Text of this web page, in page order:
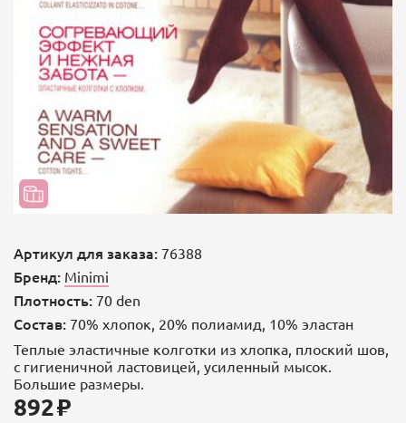
Артикул для заказа: 76388
Бренд: Minimi
Плотность: 70 den
Состав: 70% хлопок, 20% полиамид, 10% эластан
Теплые эластичные колготки из хлопка, плоский шов,
с гигиеничной ластовицей, усиленный мысок.
Большие размеры.
892